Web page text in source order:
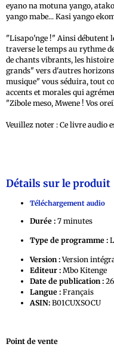
eyano na motuna yango,
yango mabe... Kasi yango
"Lisapo'nge !" Ainsi débutent
traverse le temps au rythme
de chants vibrants, les
grands" vers d'autres
musique" vous séduira, tout
accents et morales qui
"Zibole meso, Mwene ! Vos
Veuillez noter : Ce livre audio
Détails sur le produit
Téléchargement audio
Durée : 7 minutes
Type de programme :
Version :Version
Editeur : Mbo Kitenge
Date de publication :
Langue : Français
ASIN: B01CUXSOCU
Point de vente